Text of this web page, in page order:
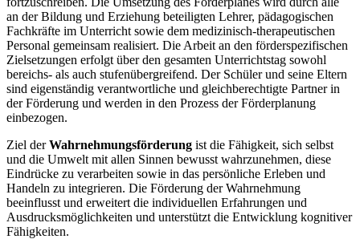
an der Bildung und Erziehung beteiligten Lehrer, pädagogischen
Fachkräfte im Unterricht sowie dem medizinisch-therapeutischen
Personal gemeinsam realisiert. Die Arbeit an den förderspezifischen
Zielsetzungen erfolgt über den gesamten Unterrichtstag sowohl
bereichs- als auch stufenübergreifend. Der Schüler und seine Eltern
sind eigenständig verantwortliche und gleichberechtigte Partner in
der Förderung und werden in den Prozess der Förderplanung
einbezogen.
Ziel derWahrnehmungsförderung ist die Fähigkeit, sich selbst
und die Umwelt mit allen Sinnen bewusst wahrzunehmen, diese
Eindrücke zu verarbeiten sowie in das persönliche Erleben und
Handeln zu integrieren. Die Förderung der Wahrnehmung
beeinflusst und erweitert die individuellen Erfahrungen und
Ausdrucksmöglichkeiten und unterstützt die Entwicklung kognitiver
Fähigkeiten.